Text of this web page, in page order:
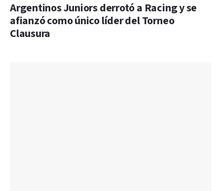
Argentinos Juniors derrotó a Racing y se
afianzó como único líder del Torneo
Clausura